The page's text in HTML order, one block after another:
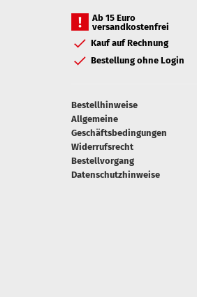
Ab 15 Euro
versandkostenfrei
Kauf auf Rechnung
Bestellung ohne Login
Bestellhinweise
Allgemeine
Geschäftsbedingungen
Widerrufsrecht
Bestellvorgang
Datenschutzhinweise